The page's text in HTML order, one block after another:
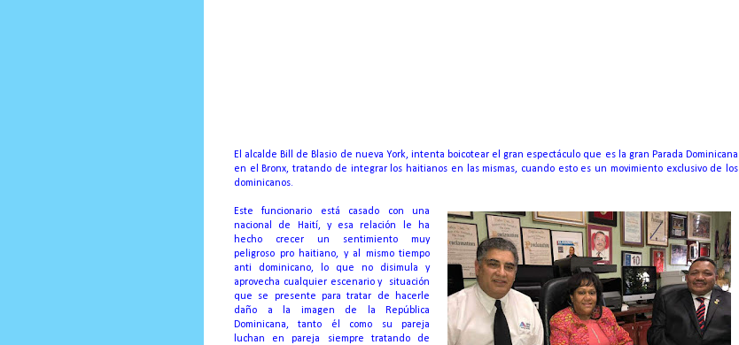
El alcalde Bill de Blasio de nueva York, intenta boicotear el gran espectáculo que es la gran Parada Dominicana
en el Bronx, tratando de integrar los haitianos en las mismas, cuando esto es un movimiento exclusivo de los
dominicanos.
Este funcionario está casado con una
nacional de Haití, y esa relación le ha
hecho crecer un sentimiento muy
peligroso pro haitiano, y al mismo tiempo
anti dominicano, lo que no disimula y
aprovecha cualquier escenario y
situación
que se presente para tratar de hacerle
daño a la imagen de la República
Dominicana, tanto él como su pareja
luchan en pareja siempre tratando de